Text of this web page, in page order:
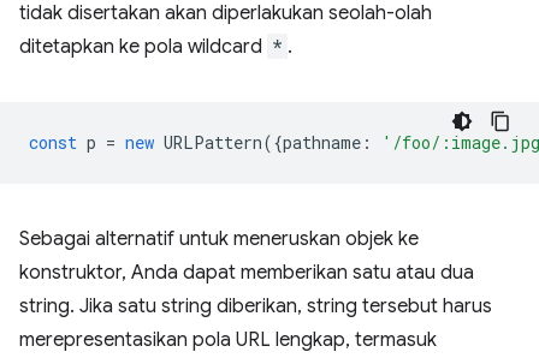
tidak disertakan akan diperlakukan seolah-olah
ditetapkan ke pola wildcard * .
const p = new URLPattern({pathname : '/foo/
Sebagai alternatif untuk meneruskan objek ke
konstruktor, Anda dapat memberikan satu atau dua
string. Jika satu string diberikan, string tersebut harus
merepresentasikan pola URL lengkap, termasuk